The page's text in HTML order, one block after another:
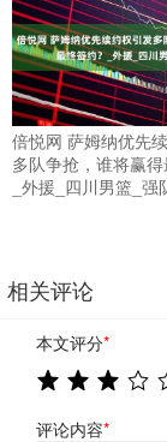
倍悦网 萨姆纳优先
多队争抢，谁将赢
_外援_四川男篮_强
相关评论
本文评分*
评论内容*